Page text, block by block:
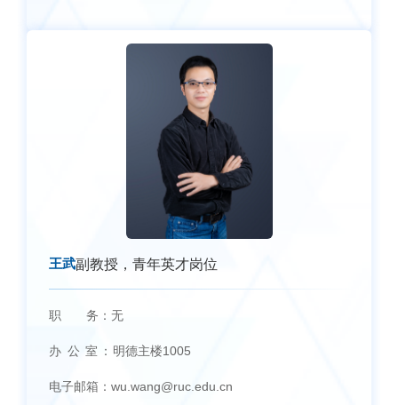
王武副教授，青年英才岗位
职 务： 无
办 公 室： 明德主楼1005
电子邮箱： wu.wang@ruc.edu.cn